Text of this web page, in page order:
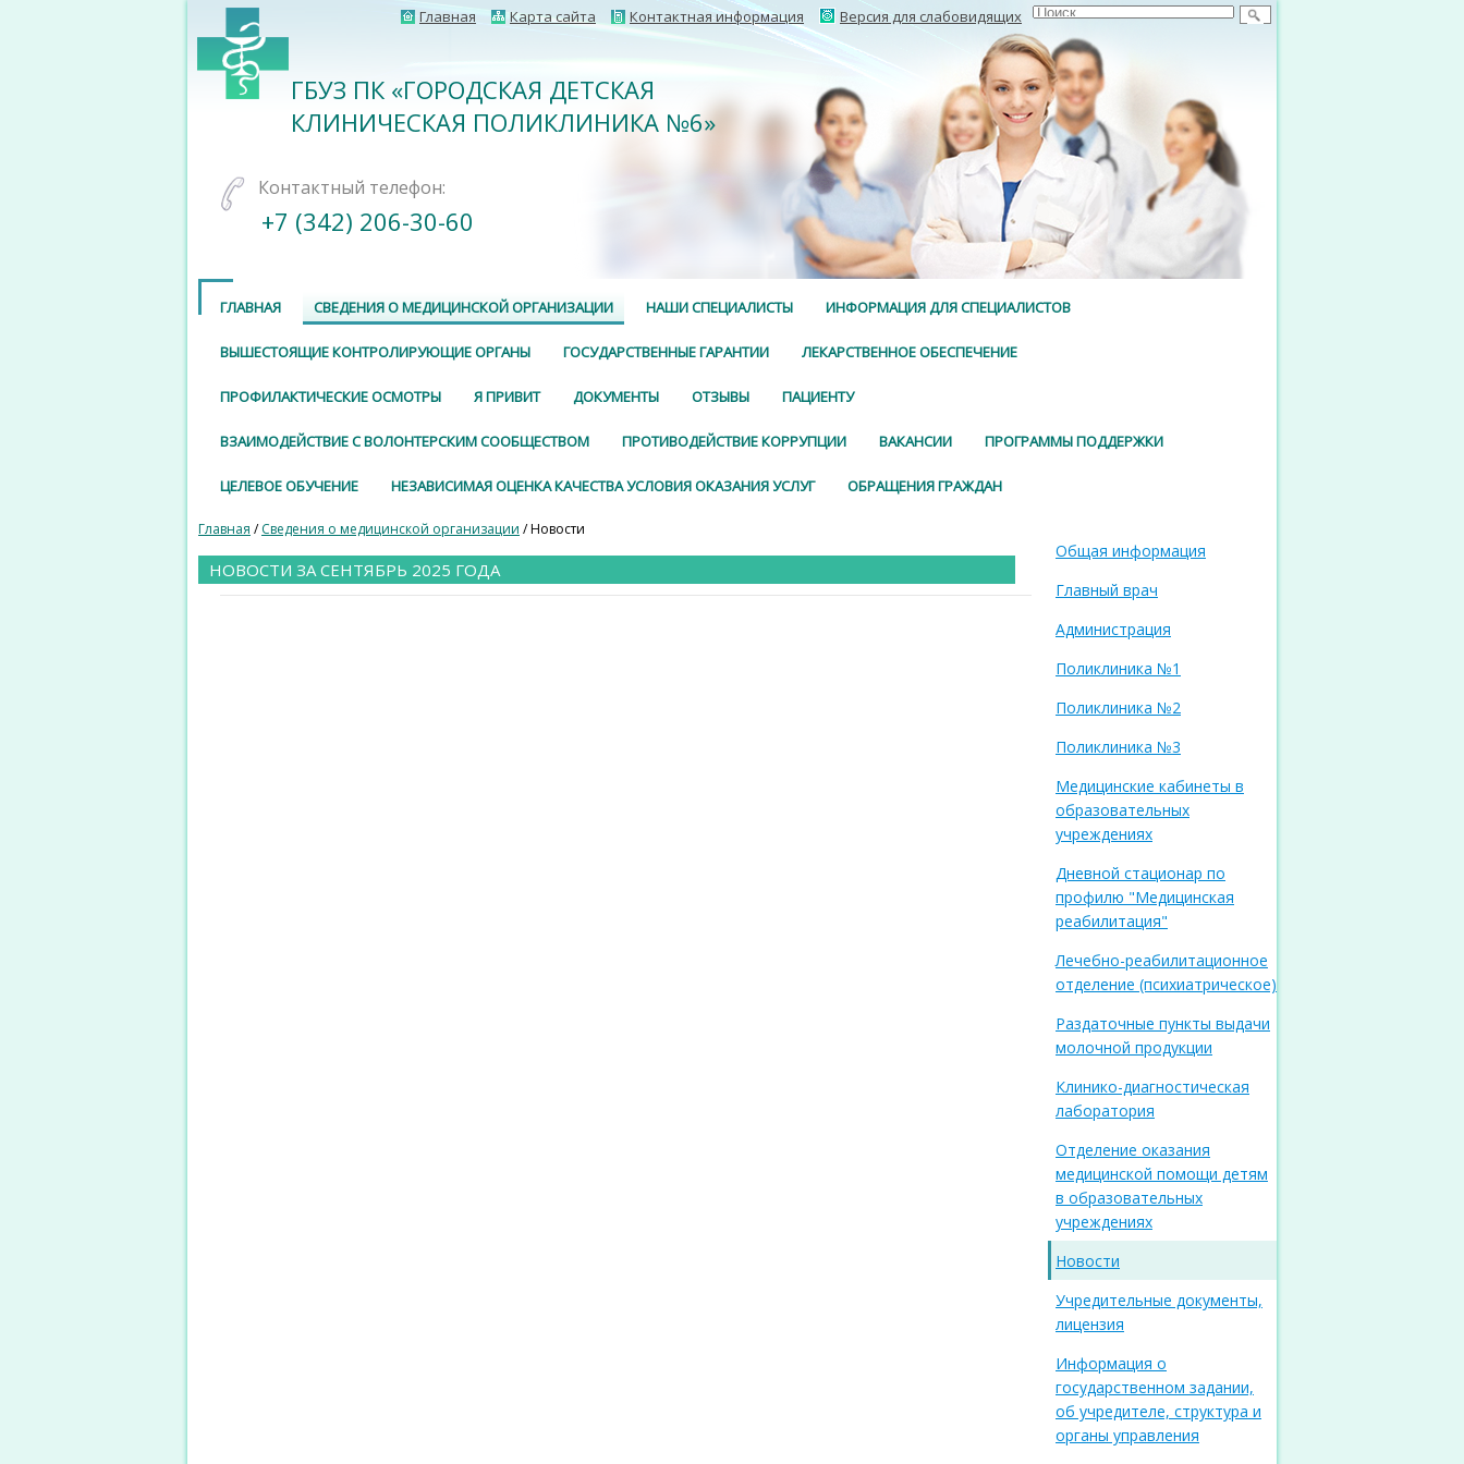
Главная Карта сайта Контактная информация Версия для слабовидящих
ГБУЗ ПК «ГОРОДСКАЯ ДЕТСКАЯ
КЛИНИЧЕСКАЯ ПОЛИКЛИНИКА №6»
Контактный телефон:
+7 (342) 206-30-60
ГЛАВНАЯ СВЕДЕНИЯ О МЕДИЦИНСКОЙ ОРГАНИЗАЦИИ НАШИ СПЕЦИАЛИСТЫ ИНФОРМАЦИЯ ДЛЯ СПЕЦИАЛИСТОВ
ВЫШЕСТОЯЩИЕ КОНТРОЛИРУЮЩИЕ ОРГАНЫ ГОСУДАРСТВЕННЫЕ ГАРАНТИИ ЛЕКАРСТВЕННОЕ ОБЕСПЕЧЕНИЕ
ПРОФИЛАКТИЧЕСКИЕ ОСМОТРЫ Я ПРИВИТ ДОКУМЕНТЫ ОТЗЫВЫ ПАЦИЕНТУ
ВЗАИМОДЕЙСТВИЕ С ВОЛОНТЕРСКИМ СООБЩЕСТВОМ ПРОТИВОДЕЙСТВИЕ КОРРУПЦИИ ВАКАНСИИ ПРОГРАММЫ ПОДДЕРЖКИ
ЦЕЛЕВОЕ ОБУЧЕНИЕ НЕЗАВИСИМАЯ ОЦЕНКА КАЧЕСТВА УСЛОВИЯ ОКАЗАНИЯ УСЛУГ ОБРАЩЕНИЯ ГРАЖДАН
Главная /Сведения о медицинской организации / Новости
НОВОСТИ ЗА СЕНТЯБРЬ 2025 ГОДА
Общая информация
Главный врач
Администрация
Поликлиника №1
Поликлиника №2
Поликлиника №3
Медицинские кабинеты в
образовательных
учреждениях
Дневной стационар по
профилю "Медицинская
реабилитация"
Лечебно-реабилитационное
отделение (психиатрическое)
Раздаточные пункты выдачи
молочной продукции
Клинико-диагностическая
лаборатория
Отделение оказания
медицинской помощи детям
в образовательных
учреждениях
Новости
Учредительные документы,
лицензия
Информация о
государственном задании,
об учредителе, структура и
органы управления